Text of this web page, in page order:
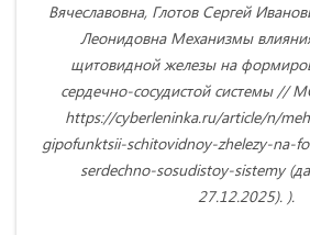
Вячеславовна, Глотов Сергей
Леонидовна Механизмы
щитовидной железы на
сердечно-сосудистой системы//
https://cyberleninka.ru/article/n/
gipofunktsii-schitovidnoy-zhelezy-na-
serdechno-sosudistoy-sistemy
27.12.2025). ).